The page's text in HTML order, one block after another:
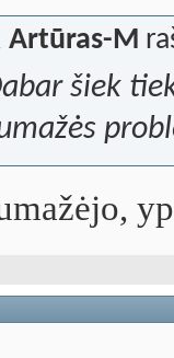
Artūras-M
šiek